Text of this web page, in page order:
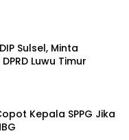
Sulsel, Minta
Luwu Timur
Kepala SPPG Jika